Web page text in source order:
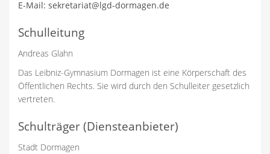
E-Mail: sekretariat@lgd-dormagen.de
Schulleitung
Andreas Glahn
Das Leibniz-Gymnasium Dormagen ist eine Körperschaft des
Öffentlichen Rechts. Sie wird durch den Schulleiter gesetzlich
vertreten.
Schulträger (Diensteanbieter)
Stadt Dormagen